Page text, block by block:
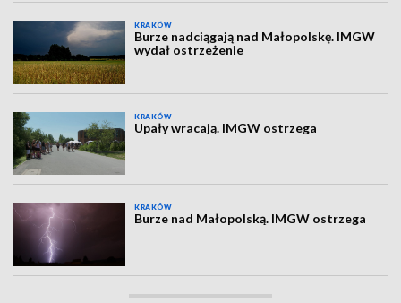
KRAKÓW
Burze nadciągają nad Małopolskę. IMGW
wydał ostrzeżenie
KRAKÓW
Upały wracają. IMGW ostrzega
KRAKÓW
Burze nad Małopolską. IMGW ostrzega